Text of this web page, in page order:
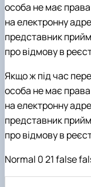
особа не має права
на електронну
представник
про відмову в
Якщо ж під час
особа не має права
на електронну
представник
про відмову в
Normal 0 21 false